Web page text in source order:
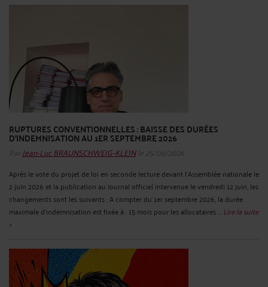
RUPTURES CONVENTIONNELLES : BAISSE DES DURÉES
D’INDEMNISATION AU 1ER SEPTEMBRE 2026
Par Jean-Luc BRAUNSCHWEIG-KLEINle 25/06/2026
Après le vote du projet de loi en seconde lecture devant l’Assemblée nationale le
2 juin 2026 et la publication au Journal officiel intervenue le vendredi 12 juin, les
changements sont les suivants : A compter du 1er septembre 2026, la durée
maximale d’indemnisation est fixée à : 15 mois pour les allocataires ... Lire la suite
>